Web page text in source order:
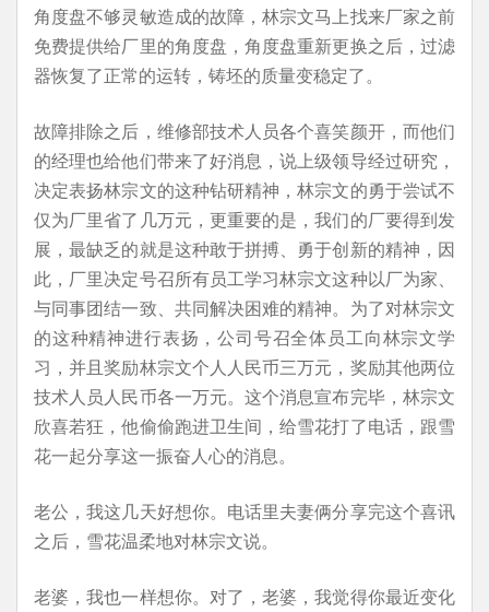
角度盘不够灵敏造成的故障，林宗文马上找来厂家之前
免费提供给厂里的角度盘，角度盘重新更换之后，过滤
器恢复了正常的运转，铸坯的质量变稳定了。
故障排除之后，维修部技术人员各个喜笑颜开，而他们
的经理也给他们带来了好消息，说上级领导经过研究，
决定表扬林宗文的这种钻研精神，林宗文的勇于尝试不
仅为厂里省了几万元，更重要的是，我们的厂要得到发
展，最缺乏的就是这种敢于拼搏、勇于创新的精神，因
此，厂里决定号召所有员工学习林宗文这种以厂为家、
与同事团结一致、共同解决困难的精神。为了对林宗文
的这种精神进行表扬，公司号召全体员工向林宗文学
习，并且奖励林宗文个人人民币三万元，奖励其他两位
技术人员人民币各一万元。这个消息宣布完毕，林宗文
欣喜若狂，他偷偷跑进卫生间，给雪花打了电话，跟雪
花一起分享这一振奋人心的消息。
老公，我这几天好想你。电话里夫妻俩分享完这个喜讯
之后，雪花温柔地对林宗文说。
老婆，我也一样想你。对了，老婆，我觉得你最近变化